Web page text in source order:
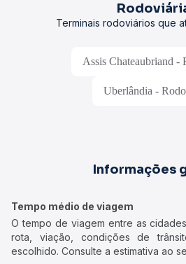
Terminais rodoviários que
Assis Chateaubriand -
Uberlândia -
Informações
Tempo médio de viagem
O tempo de viagem entre as
rota, viação, condições de
escolhido. Consulte a estimativa ao